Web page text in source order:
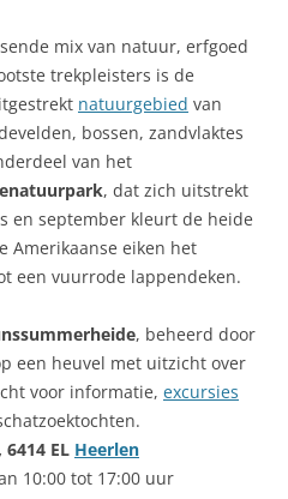
mix van natuur, erfgoed
trekpleisters is de
natuurgebied van
bossen, zandvlaktes
van het
, dat zich uitstrekt
en september kleurt de heide
Amerikaanse eiken het
een vuurrode lappendeken.
, beheerd door
een heuvel met uitzicht over
voor informatie, excursies
EL Heerlen
10:00 tot 17:00 uur